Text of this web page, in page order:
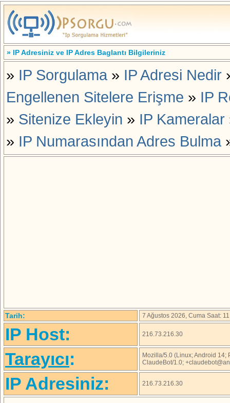
» IP Adresiniz ve IP Adres Baglantı Bilgileriniz
» IP Sorgulama » IP Adresi Nedir
Engellenen Sitelere Erişme » IP
» Sitenize Ekleyin » IP Kameralar
» IP Numarasından Adres Bulma
Tarih: 7 Ağustos 2026, Cuma Saat:
IP Host: 216.73.216.30
Tarayıcı:
Mozilla/5.0 (Linux; Android 14;
ClaudeBot/1.0;
IP Adresiniz: 216.73.216.30